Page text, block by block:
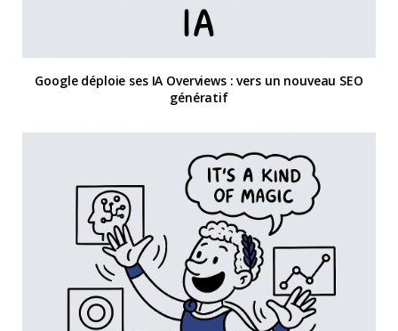
Google déploie ses IA Overviews : vers un nouveau SEO
génératif